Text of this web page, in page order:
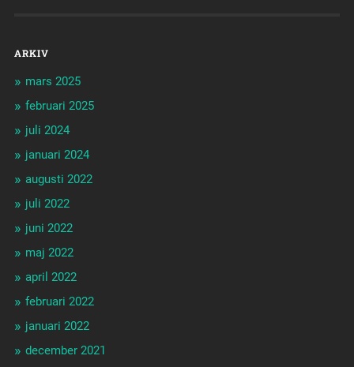
ARKIV
mars 2025
februari 2025
juli 2024
januari 2024
augusti 2022
juli 2022
juni 2022
maj 2022
april 2022
februari 2022
januari 2022
december 2021